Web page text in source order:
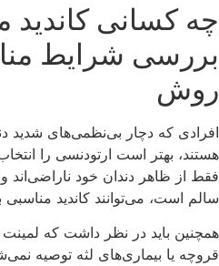
چه کسانی کاندید
بررسی شرایط
روش
افرادی که دچار بی‌نظمی‌های شدید
هستند، بهتر است ارتودنسی را
فقط از ظاهر دندان خود ناراضی‌اند
سالم است، می‌توانند کاندید مناسبی
همچنین باید در نظر داشت که لمینت
قروچه یا بیماری‌های لثه توصیه